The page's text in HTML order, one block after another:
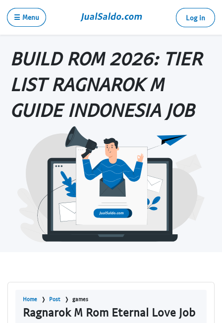
☰ Menu Log in
BUILD ROM 2026: TIER
LIST RAGNAROK M
GUIDE INDONESIA JOB
Home Post games
Ragnarok M Rom Eternal Love Job